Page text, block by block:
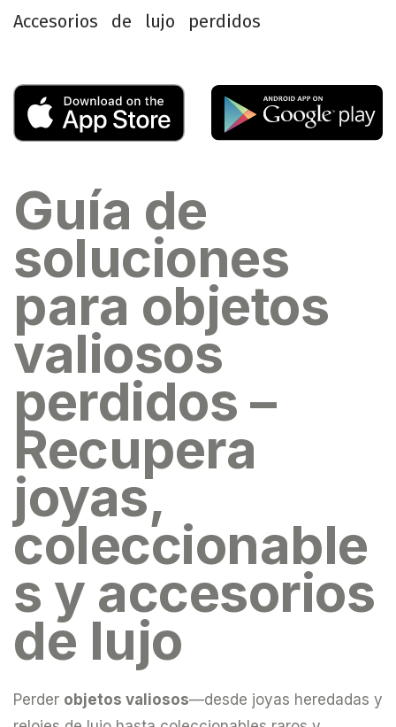
Accesorios de lujo perdidos
Guía de
soluciones
para objetos
valiosos
perdidos –
Recupera
joyas,
coleccionable
s y accesorios
de lujo
Perder objetos valiosos—desde joyas heredadas y